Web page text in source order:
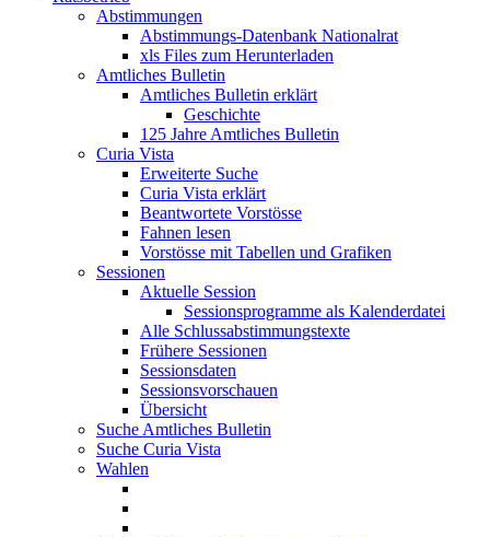
Abstimmungen
Abstimmungs-Datenbank Nationalrat
xls Files zum Herunterladen
Amtliches Bulletin
Amtliches Bulletin erklärt
Geschichte
125 Jahre Amtliches Bulletin
Curia Vista
Erweiterte Suche
Curia Vista erklärt
Beantwortete Vorstösse
Fahnen lesen
Vorstösse mit Tabellen und Grafiken
Sessionen
Aktuelle Session
Sessionsprogramme als Kalenderdatei
Alle Schlussabstimmungstexte
Frühere Sessionen
Sessionsdaten
Sessionsvorschauen
Übersicht
Suche Amtliches Bulletin
Suche Curia Vista
Wahlen